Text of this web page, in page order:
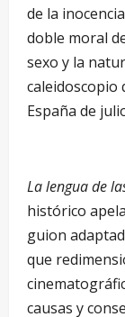
de la
doble moral
sexo y la
caleidoscopio
España de
La lengua de
histórico
guion
que
causas y